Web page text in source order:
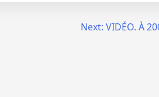
Next: VIDÉO. À